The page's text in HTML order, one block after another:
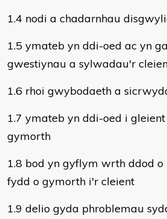
1.4 nodi a chadarnhau
1.5 ymateb yn ddi-oed ac yn
gwestiynau a sylwadau'r
1.6 rhoi gwybodaeth a
1.7 ymateb yn ddi-oed i
gymorth
1.8 bod yn gyflym wrth ddod
fydd o gymorth i'r cleient
1.9 delio gyda phroblemau